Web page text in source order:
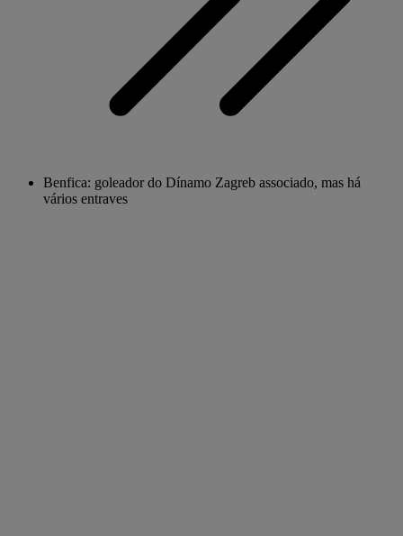
Benfica: goleador do Dínamo Zagreb associado, mas há
vários entraves